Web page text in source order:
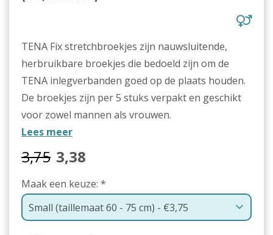
TENA Fix stretchbroekjes zijn nauwsluitende,
herbruikbare broekjes die bedoeld zijn om de
TENA inlegverbanden goed op de plaats houden.
De broekjes zijn per 5 stuks verpakt en geschikt
voor zowel mannen als vrouwen.
Lees meer
3,75 3,38
Maak een keuze: *